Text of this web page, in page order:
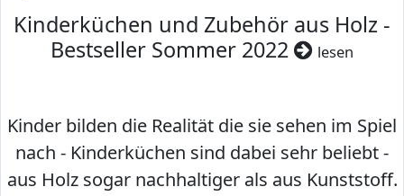
Kinderküchen und Zubehör aus Holz -
Bestseller Sommer 2022
lesen
Kinder bilden die Realität die sie sehen im Spiel
nach - Kinderküchen sind dabei sehr beliebt -
aus Holz sogar nachhaltiger als aus Kunststoff.